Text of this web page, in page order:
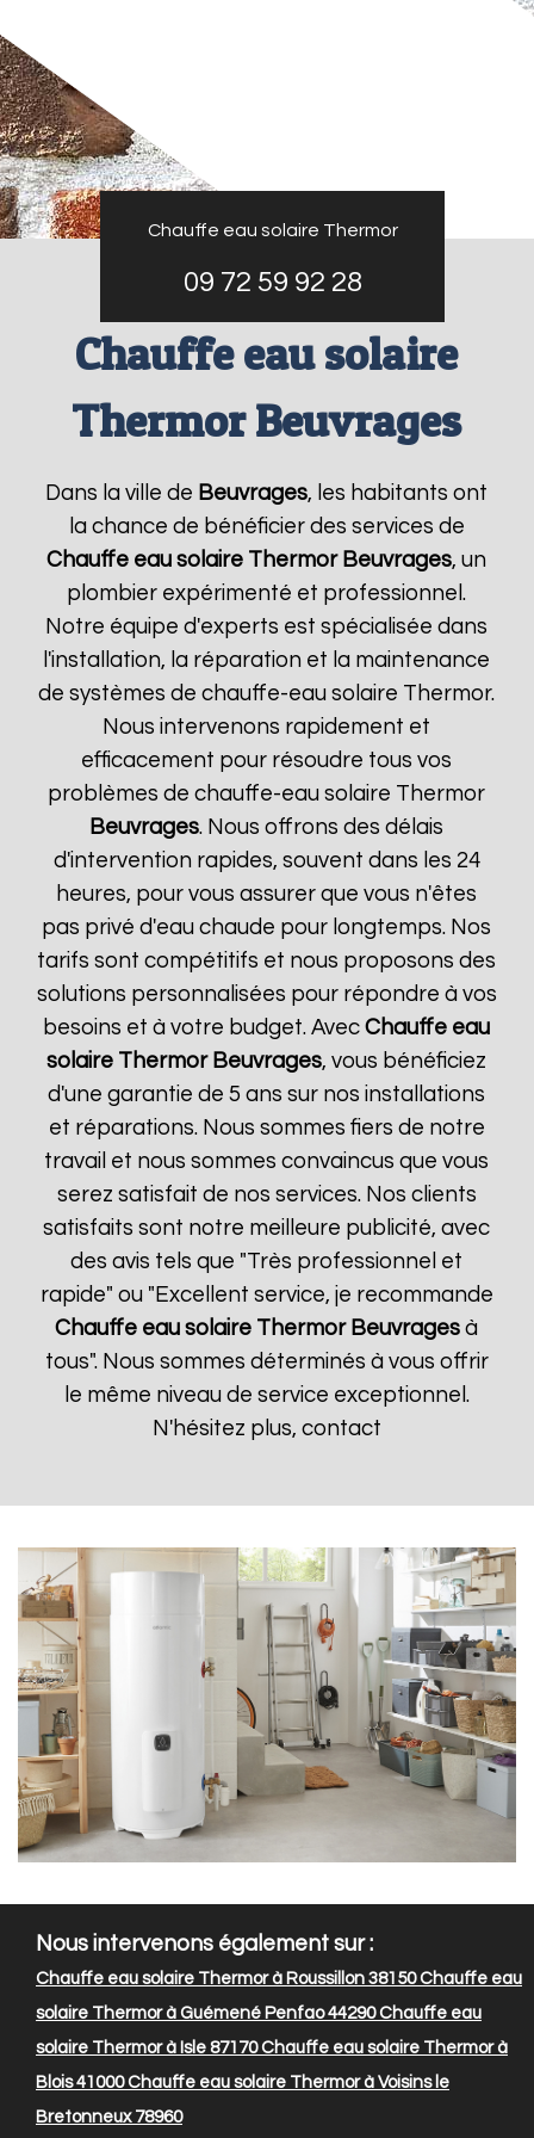
Chauffe eau solaire Thermor
09 72 59 92 28
Chauffe eau solaire
Thermor Beuvrages
Dans la ville de Beuvrages, les habitants ont
la chance de bénéficier des services de
Chauffe eau solaire Thermor Beuvrages, un
plombier expérimenté et professionnel.
Notre équipe d'experts est spécialisée dans
l'installation, la réparation et la maintenance
de systèmes de chauffe-eau solaire Thermor.
Nous intervenons rapidement et
efficacement pour résoudre tous vos
problèmes de chauffe-eau solaire Thermor
Beuvrages. Nous offrons des délais
d'intervention rapides, souvent dans les 24
heures, pour vous assurer que vous n'êtes
pas privé d'eau chaude pour longtemps. Nos
tarifs sont compétitifs et nous proposons des
solutions personnalisées pour répondre à vos
besoins et à votre budget. AvecChauffe eau
solaire Thermor Beuvrages, vous bénéficiez
d'une garantie de 5 ans sur nos installations
et réparations. Nous sommes fiers de notre
travail et nous sommes convaincus que vous
serez satisfait de nos services. Nos clients
satisfaits sont notre meilleure publicité, avec
des avis tels que "Très professionnel et
rapide" ou "Excellent service, je recommande
Chauffe eau solaire Thermor Beuvrages à
tous". Nous sommes déterminés à vous offrir
le même niveau de service exceptionnel.
N'hésitez plus, contact
Nous intervenons également sur :
Chauffe eau solaire Thermor à Roussillon 38150Chauffe eau
solaire Thermor à Guémené Penfao 44290Chauffe eau
solaire Thermor à Isle 87170Chauffe eau solaire Thermor à
Blois 41000Chauffe eau solaire Thermor à Voisins le
Bretonneux 78960